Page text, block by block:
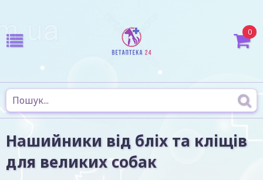
0
Нашийники від бліх та кліщів
для великих собак